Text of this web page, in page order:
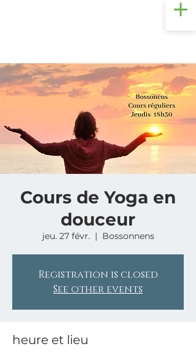
Cours de Yoga en
douceur
jeu. 27 févr.
  |
Bossonnens
Registration is closed
See other events
heure et lieu